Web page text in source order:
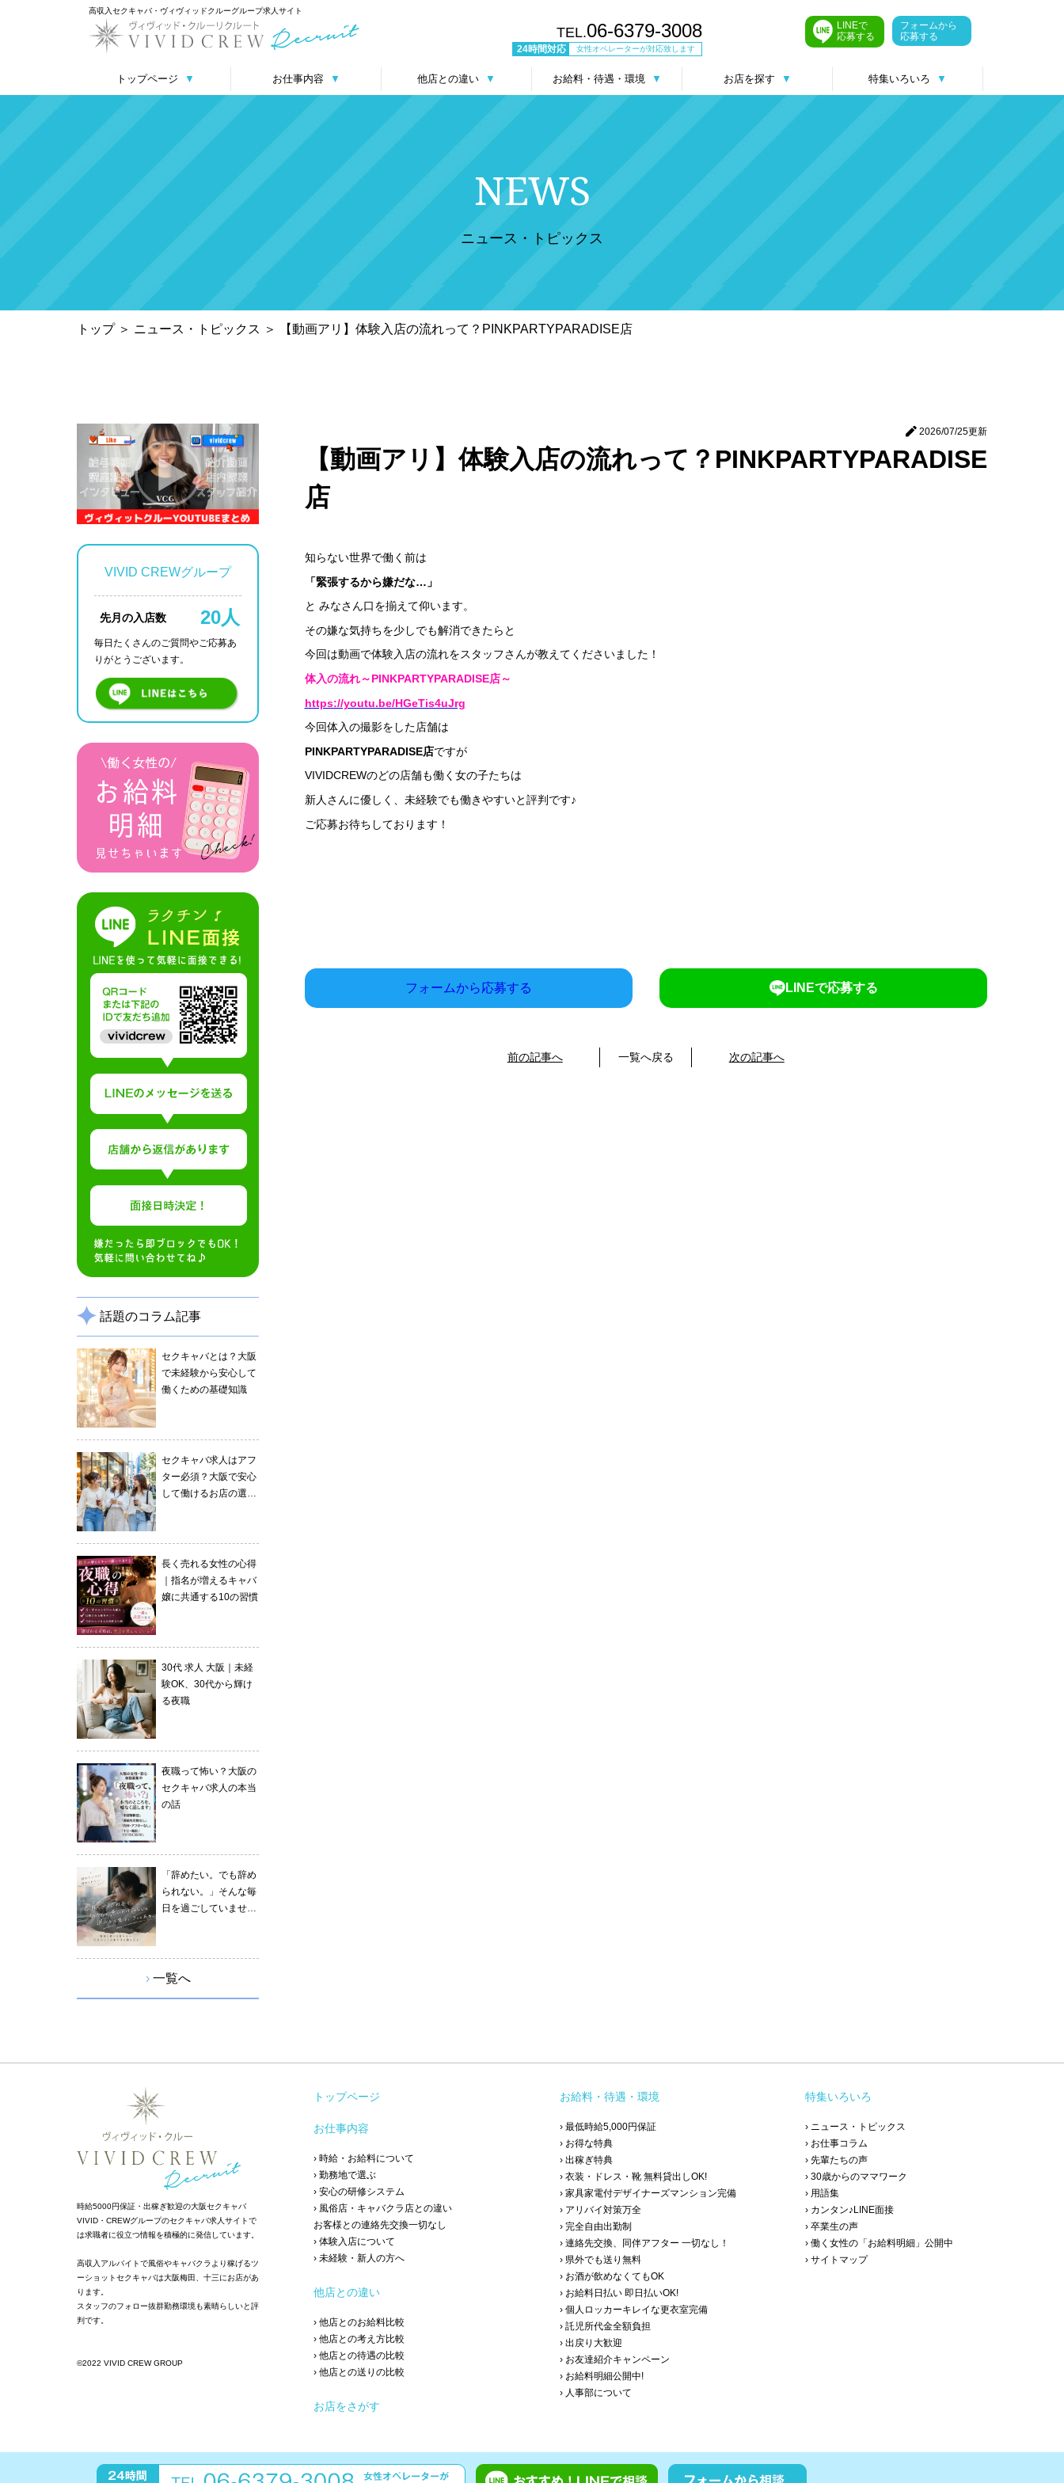
高収入セクキャバ・ヴィヴィッドクルーグループ求人サイト
LINEで
応募する
フォームから
応募する
TEL.06-6379-3008
24時間対応 女性オペレーターが対応致します
トップページ ▼ お仕事内容 ▼ 他店との違い ▼ お給料・待遇・環境 ▼ お店を探す ▼ 特集いろいろ ▼
NEWS
ニュース・トピックス
トップ＞ ニュース・トピックス ＞ 【動画アリ】体験入店の流れって？PINKPARTYPARADISE店
VIVID CREWグループ
先月の入店数 20人
毎日たくさんのご質問やご応募あ
りがとうございます。
話題のコラム記事
セクキャバとは？大阪
で未経験から安心して
働くための基礎知識
セクキャバ求人はアフ
ター必須？大阪で安心
して働けるお店の選び
長く売れる女性の心得
｜指名が増えるキャバ
嬢に共通する10の習慣
30代 求人 大阪｜未経
験OK、30代から輝け
る夜職
夜職って怖い？大阪の
セクキャバ求人の本当
の話
「辞めたい。でも辞め
られない。」そんな毎
日を過ごしていません
› 一覧へ
2026/07/25更新
【動画アリ】体験入店の流れって？PINKPARTYPARADISE
店
知らない世界で働く前は
「緊張するから嫌だな…」
と みなさん口を揃えて仰います。
その嫌な気持ちを少しでも解消できたらと
今回は動画で体験入店の流れをスタッフさんが教えてくださいました！
体入の流れ～PINKPARTYPARADISE店～
https://youtu.be/HGeTis4uJrg
今回体入の撮影をした店舗は
PINKPARTYPARADISE店ですが
VIVIDCREWのどの店舗も働く女の子たちは
新人さんに優しく、未経験でも働きやすいと評判です♪
ご応募お待ちしております！
フォームから応募する LINEで応募する
前の記事へ 一覧へ戻る 次の記事へ
時給5000円保証・出稼ぎ歓迎の大阪セクキャバ
VIVID・CREWグループのセクキャバ求人サイトで
は求職者に役立つ情報を積極的に発信しています。
高収入アルバイトで風俗やキャバクラより稼げるツ
ーショットセクキャバは大阪梅田、十三にお店があ
ります。
スタッフのフォロー抜群勤務環境も素晴らしいと評
判です。
©2022 VIVID CREW GROUP
トップページ
お仕事内容
› 時給・お給料について
› 勤務地で選ぶ
› 安心の研修システム
› 風俗店・キャバクラ店との違い
お客様との連絡先交換一切なし
› 体験入店について
› 未経験・新人の方へ
他店との違い
› 他店とのお給料比較
› 他店との考え方比較
› 他店との待遇の比較
› 他店との送りの比較
お店をさがす
お給料・待遇・環境
› 最低時給5,000円保証
› お得な特典
› 出稼ぎ特典
› 衣装・ドレス・靴 無料貸出しOK!
› 家具家電付デザイナーズマンション完備
› アリバイ対策万全
› 完全自由出勤制
› 連絡先交換、同伴アフター 一切なし！
› 県外でも送り無料
› お酒が飲めなくてもOK
› お給料日払い 即日払いOK!
› 個人ロッカーキレイな更衣室完備
› 託児所代金全額負担
› 出戻り大歓迎
› お友達紹介キャンペーン
› お給料明細公開中!
› 人事部について
特集いろいろ
› ニュース・トピックス
› お仕事コラム
› 先輩たちの声
› 30歳からのママワーク
› 用語集
› カンタン♪LINE面接
› 卒業生の声
› 働く女性の「お給料明細」公開中
› サイトマップ